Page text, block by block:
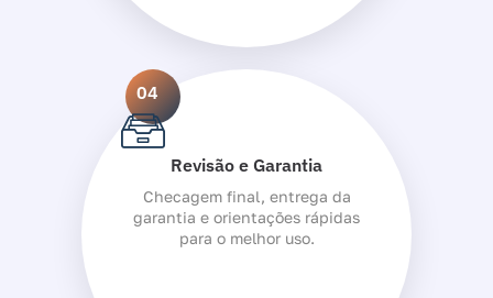
04
Revisão e Garantia
Checagem final, entrega da
garantia e orientações rápidas
para o melhor uso.